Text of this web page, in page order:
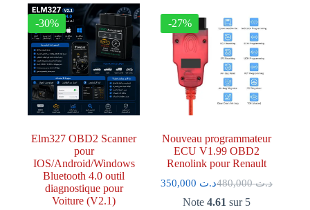
-30%
Elm327 OBD2 Scanner
pour
IOS/Android/Windows
Bluetooth 4.0 outil
diagnostique pour
Voiture (V2.1)
-27%
Nouveau programmateur
ECU V1.99 OBD2
Renolink pour Renault
د.ت480,000 د.ت
Note4.61 sur 5